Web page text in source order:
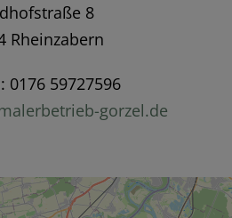
8
Rheinzabern
0176 59727596
gorzel.de